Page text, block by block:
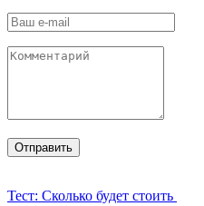
Тест: Сколько будет стоить